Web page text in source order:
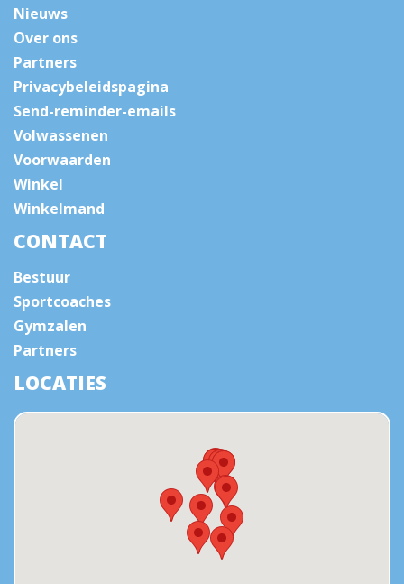
Nieuws
Over ons
Partners
Privacybeleidspagina
Send-reminder-emails
Volwassenen
Voorwaarden
Winkel
Winkelmand
CONTACT
Bestuur
Sportcoaches
Gymzalen
Partners
LOCATIES